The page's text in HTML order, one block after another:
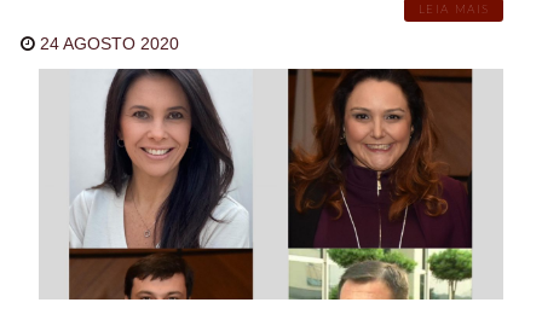
LEIA MAIS
24 AGOSTO 2020